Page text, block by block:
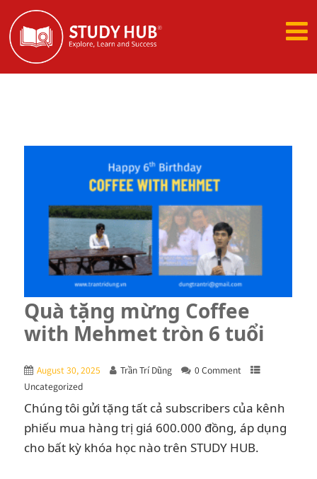
Quà tặng mừng Coffee
with Mehmet tròn 6 tuổi
August 30, 2025 Trần Trí Dũng
0 Comment
Uncategorized
Chúng tôi gửi tặng tất cả subscribers của kênh
phiếu mua hàng trị giá 600.000 đồng, áp dụng
cho bất kỳ khóa học nào trên STUDY HUB.
New Course: Big Marketing Program Xem ngay